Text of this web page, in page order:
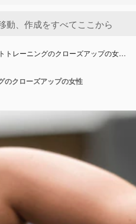
トレーニングのクローズアップの女…
のクローズアップの女性